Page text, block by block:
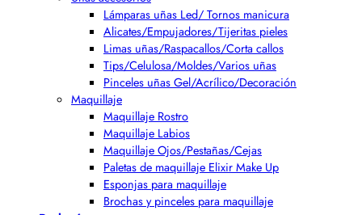
Lámparas uñas Led/ Tornos manicura
Alicates/Empujadores/Tijeritas pieles
Limas uñas/Raspacallos/Corta callos
Tips/Celulosa/Moldes/Varios uñas
Pinceles uñas Gel/Acrílico/Decoración
Maquillaje
Maquillaje Rostro
Maquillaje Labios
Maquillaje Ojos/Pestañas/Cejas
Paletas de maquillaje Elixir Make Up
Esponjas para maquillaje
Brochas y pinceles para maquillaje